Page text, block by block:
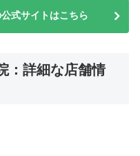
式サイトはこちら
：詳細な店舗情